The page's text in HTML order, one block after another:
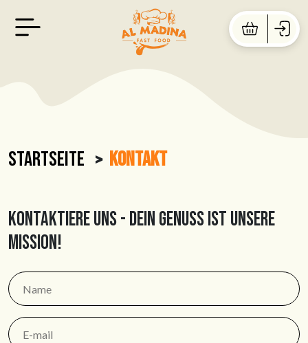
Startseite Kontakt
Kontaktiere uns - Dein Genuss ist unsere
Mission!